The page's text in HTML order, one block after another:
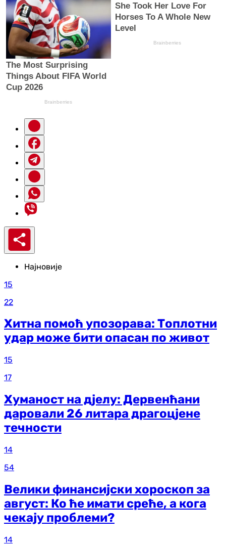
Најновије
15
22
Хитна помоћ упозорава: Топлотни
удар може бити опасан по живот
15
17
Хуманост на дјелу: Дервенћани
даровали 26 литара драгоцјене
течности
14
54
Велики финансијски хороскоп за
август: Ко ће имати среће, а кога
чекају проблеми?
14